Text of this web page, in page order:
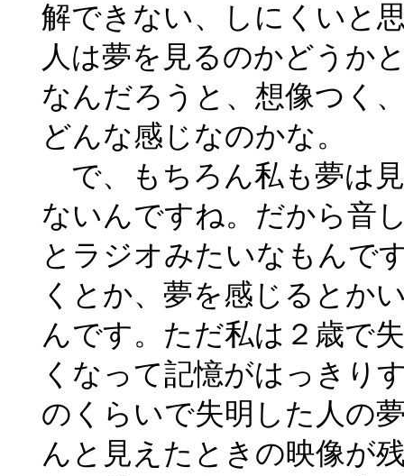
解できない、しにくいと
人は夢を見るのかどうか
なんだろうと、想像つく
どんな感じなのかな。
で、もちろん私も夢は
ないんですね。だから音
とラジオみたいなもんで
くとか、夢を感じるとか
んです。ただ私は２歳で
くなって記憶がはっきり
のくらいで失明した人の
んと見えたときの映像が